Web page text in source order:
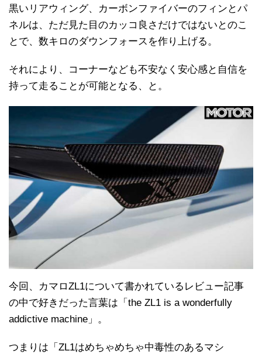
黒いリアウィング、カーボンファイバーのフィンとパ
ネルは、ただ見た目のカッコ良さだけではないとのこ
とで、数キロのダウンフォースを作り上げる。
それにより、コーナーなども不安なく安心感と自信を
持って走ることが可能となる、と。
今回、カマロZL1について書かれているレビュー記事
の中で好きだった言葉は「the ZL1 is a wonderfully
addictive machine」。
つまりは「ZL1はめちゃめちゃ中毒性のあるマシ